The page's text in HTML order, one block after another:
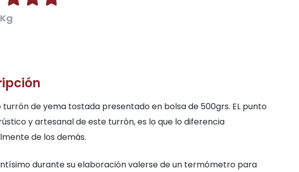
con
turrón de yema tostada presentado en bolsa de 500grs. EL punto
y artesanal de este turrón, es lo que lo diferencia
de los demás.
durante su elaboración valerse de un termómetro para